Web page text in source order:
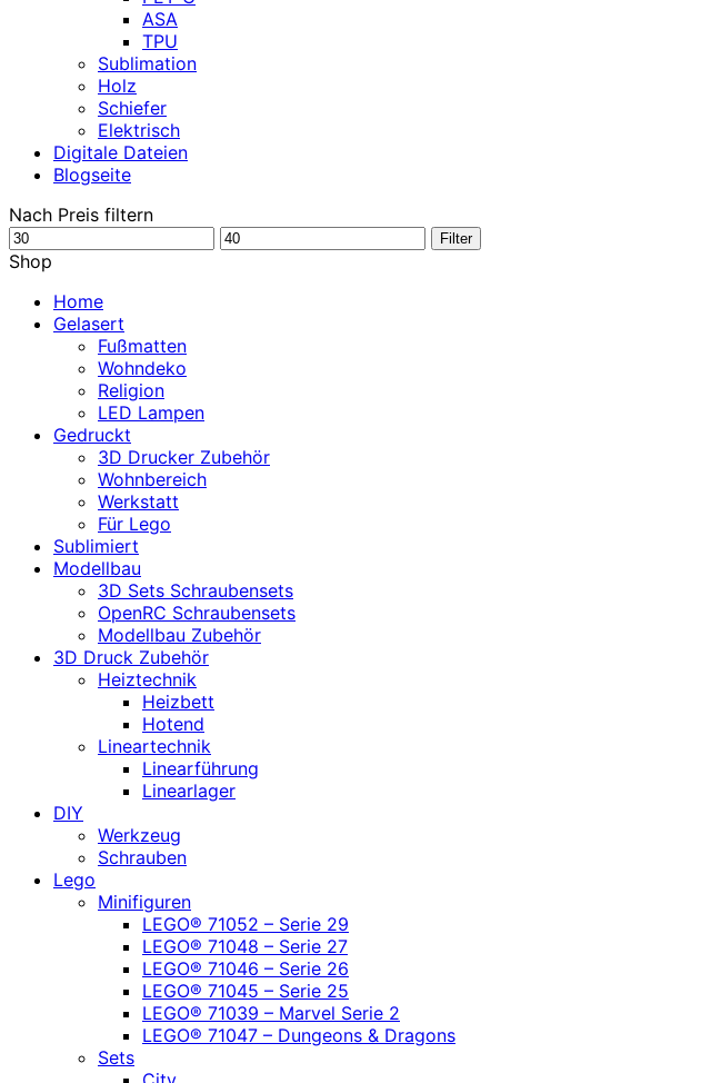
ASA
TPU
Sublimation
Holz
Schiefer
Elektrisch
Digitale Dateien
Blogseite
Nach Preis filtern
Min.
Preis
Max.
Filter
Shop
Home
Gelasert
Fußmatten
Wohndeko
Religion
LED Lampen
Gedruckt
3D Drucker Zubehör
Wohnbereich
Werkstatt
Für Lego
Sublimiert
Modellbau
3D Sets Schraubensets
OpenRC Schraubensets
Modellbau Zubehör
3D Druck Zubehör
Heiztechnik
Heizbett
Hotend
Lineartechnik
Linearführung
Linearlager
DIY
Werkzeug
Schrauben
Lego
Minifiguren
LEGO® 71052 – Serie 29
LEGO® 71048 – Serie 27
LEGO® 71046 – Serie 26
LEGO® 71045 – Serie 25
LEGO® 71039 – Marvel Serie 2
LEGO® 71047 – Dungeons & Dragons
Sets